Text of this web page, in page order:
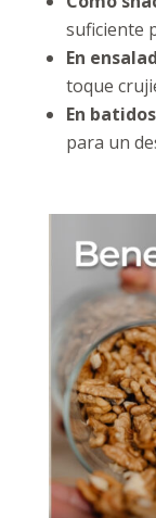
suficiente
En
toque
En
para un